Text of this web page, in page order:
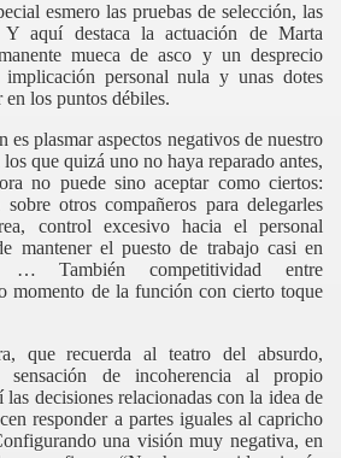
esmero las pruebas de selección, las
Y aquí destaca la actuación de Marta
mueca de asco y un desprecio
implicación personal nula y unas dotes
en los puntos débiles.
plasmar aspectos negativos de nuestro
que quizá uno no haya reparado antes,
no puede sino aceptar como ciertos:
otros compañeros para delegarles
control excesivo hacia el personal
mantener el puesto de trabajo casi en
… También competitividad entre
momento de la función con cierto toque
que recuerda al teatro del absurdo,
sensación de incoherencia al propio
decisiones relacionadas con la idea de
responder a partes iguales al capricho
una visión muy negativa, en